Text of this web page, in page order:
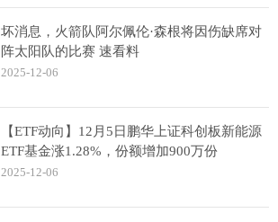
坏消息，火箭队阿尔佩伦·森根将因伤缺席对
阵太阳队的比赛 速看料
2025-12-06
【ETF动向】12月5日鹏华上证科创板新能源
ETF基金涨1.28%，份额增加900万份
2025-12-06